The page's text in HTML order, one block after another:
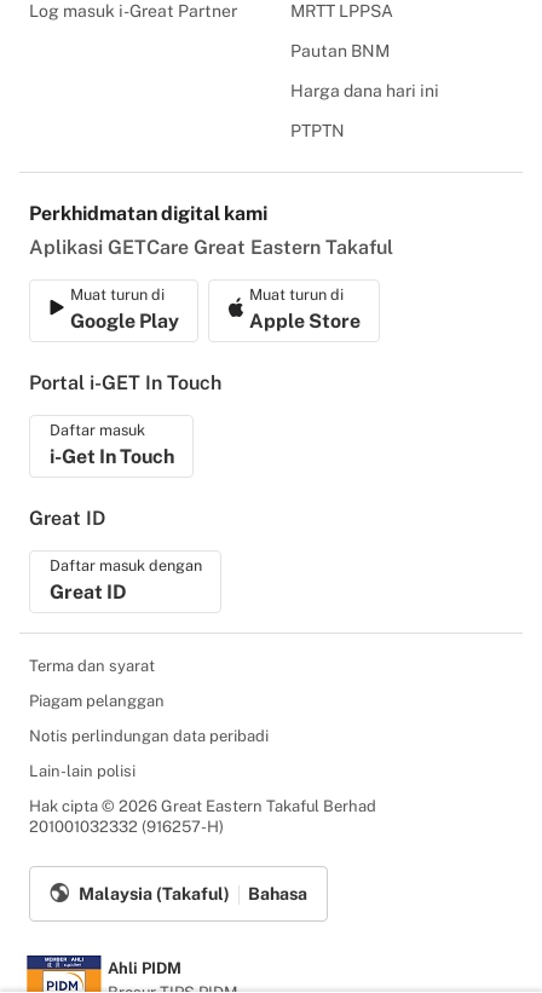
Log masuk i-Great Partner MRTT LPPSA
Pautan BNM
Harga dana hari ini
PTPTN
Perkhidmatan digital kami
Aplikasi GETCare Great Eastern Takaful
Muat turun di
Google Play
Muat turun di
Apple Store
Portal i-GET In Touch
Daftar masuk
i-Get In Touch
Great ID
Daftar masuk dengan
Great ID
Terma dan syarat
Piagam pelanggan
Notis perlindungan data peribadi
Lain-lain polisi
Hak cipta © 2026 Great Eastern Takaful Berhad
201001032332 (916257-H)
Malaysia (Takaful) Bahasa
Ahli PIDM